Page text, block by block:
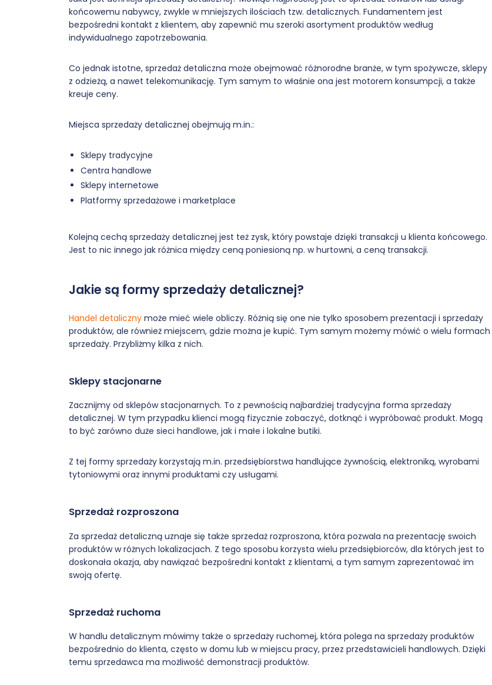
końcowemu nabywcy, zwykle w mniejszych ilościach tzw. detalicznych. Fundamentem jest
bezpośredni kontakt z klientem, aby zapewnić mu szeroki asortyment produktów według
indywidualnego zapotrzebowania.
Co jednak istotne, sprzedaż detaliczna może obejmować różnorodne branże, w tym spożywcze, sklepy
z odzieżą, a nawet telekomunikację. Tym samym to właśnie ona jest motorem konsumpcji, a także
kreuje ceny.
Miejsca sprzedaży detalicznej obejmują m.in.:
Sklepy tradycyjne
Centra handlowe
Sklepy internetowe
Platformy sprzedażowe i marketplace
Kolejną cechą sprzedaży detalicznej jest też zysk, który powstaje dzięki transakcji u klienta końcowego.
Jest to nic innego jak różnica między ceną poniesioną np. w hurtowni, a ceną transakcji.
Jakie są formy sprzedaży detalicznej?
Handel detaliczny może mieć wiele obliczy. Różnią się one nie tylko sposobem prezentacji i sprzedaży
produktów, ale również miejscem, gdzie można je kupić. Tym samym możemy mówić o wielu formach
sprzedaży. Przybliżmy kilka z nich.
Sklepy stacjonarne
Zacznijmy od sklepów stacjonarnych. To z pewnością najbardziej tradycyjna forma sprzedaży
detalicznej. W tym przypadku klienci mogą fizycznie zobaczyć, dotknąć i wypróbować produkt. Mogą
to być zarówno duże sieci handlowe, jak i małe i lokalne butiki.
Z tej formy sprzedaży korzystają m.in. przedsiębiorstwa handlujące żywnością, elektroniką, wyrobami
tytoniowymi oraz innymi produktami czy usługami.
Sprzedaż rozproszona
Za sprzedaż detaliczną uznaje się także sprzedaż rozproszona, która pozwala na prezentację swoich
produktów w różnych lokalizacjach. Z tego sposobu korzysta wielu przedsiębiorców, dla których jest to
doskonała okazja, aby nawiązać bezpośredni kontakt z klientami, a tym samym zaprezentować im
swoją ofertę.
Sprzedaż ruchoma
W handlu detalicznym mówimy także o sprzedaży ruchomej, która polega na sprzedaży produktów
bezpośrednio do klienta, często w domu lub w miejscu pracy, przez przedstawicieli handlowych. Dzięki
temu sprzedawca ma możliwość demonstracji produktów.